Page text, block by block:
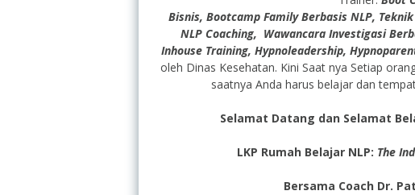
Bisnis, Bootcamp Family Berbasis NLP,
NLP Coaching, Wawancara Investigasi
Inhouse Training, Hypnoleadership,
oleh Dinas Kesehatan. Kini Saat nya Setiap
saatnya Anda harus belajar dan
Selamat Datang dan Selamat
LKP Rumah Belajar NLP: The
Bersama Coach Dr.